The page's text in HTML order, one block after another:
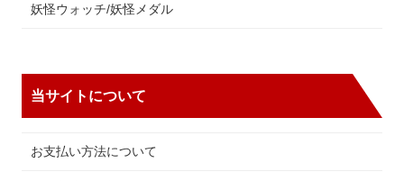
妖怪ウォッチ/妖怪メダル
当サイトについて
お支払い方法について